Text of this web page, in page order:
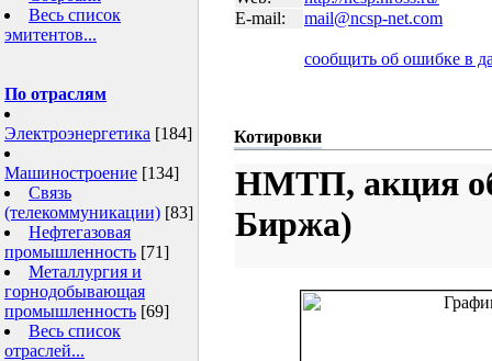
Весь список
эмитентов...
По отраслям
Электроэнергетика [184]
Машиностроение [134]
Связь
(телекоммуникации) [83]
Нефтегазовая
промышленность [71]
Металлургия и
горнодобывающая
промышленность [69]
Весь список
отраслей...
E-mail:
mail@ncsp-net.com
сообщить об ошибке в
Котировки
НМТП, акция
Биржа)